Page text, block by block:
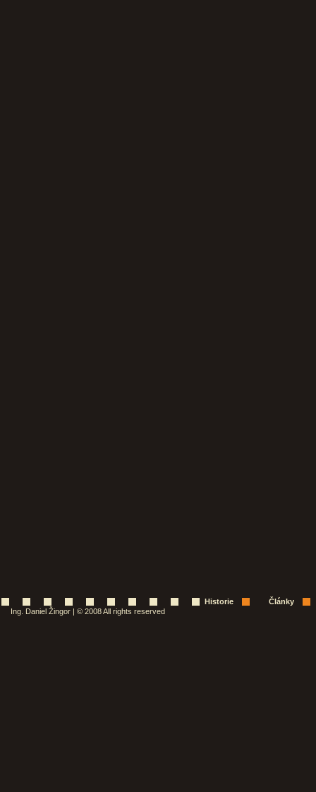
Historie
Články
Ing. Daniel Žingor | © 2008 All rights reserved